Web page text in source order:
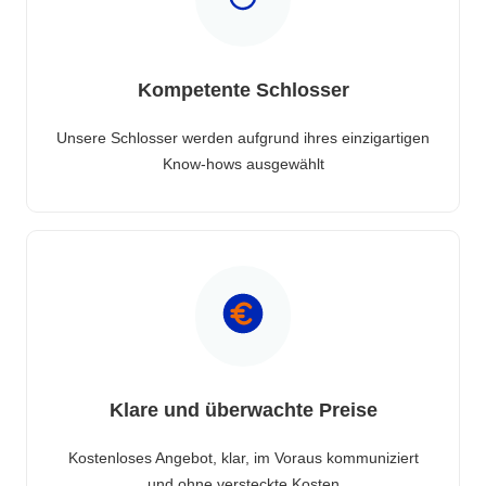
Kompetente Schlosser
Unsere Schlosser werden aufgrund ihres einzigartigen
Know-hows ausgewählt
Klare und überwachte Preise
Kostenloses Angebot, klar, im Voraus kommuniziert